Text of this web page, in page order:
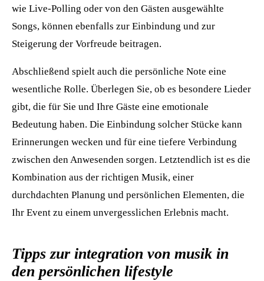
wie Live-Polling oder von den Gästen ausgewählte
Songs, können ebenfalls zur Einbindung und zur
Steigerung der Vorfreude beitragen.
Abschließend spielt auch die persönliche Note eine
wesentliche Rolle. Überlegen Sie, ob es besondere Lieder
gibt, die für Sie und Ihre Gäste eine emotionale
Bedeutung haben. Die Einbindung solcher Stücke kann
Erinnerungen wecken und für eine tiefere Verbindung
zwischen den Anwesenden sorgen. Letztendlich ist es die
Kombination aus der richtigen Musik, einer
durchdachten Planung und persönlichen Elementen, die
Ihr Event zu einem unvergesslichen Erlebnis macht.
Tipps zur integration von musik in
den persönlichen lifestyle